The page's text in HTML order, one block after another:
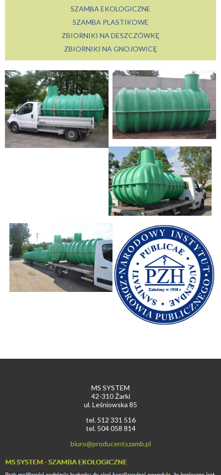
SZAMBA EKOLOGICZNE
SZAMBA PLASTIKOWE
ZBIORNIKI NA DESZCZÓWKĘ
ZBIORNIKI NA GNOJOWICĘ
MS SYSTEM
42-310 Żarki
ul.Leśniowska 85
tel. 512 331 516
tel. 504 058 814
biuro@producentszamb.pl